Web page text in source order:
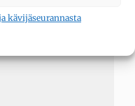
kävijäseurannasta